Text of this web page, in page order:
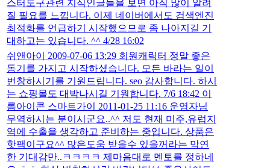
스터도구관련 지식인글들을 보면 아직 많이 알려
질 필요를 느낍니다. 이제 네이버에서도 검색엔진
최적화를 언급하기 시작했으므로 좀 나아지길 기
대하고는 있습니다. ^^ 4/28 16:02
쉬앤아이 2009-07-06 13:29 회원캐릭터 정말 좋은
동기를 가지고 시작하셨습니다. 모든 바라는 일이
번창하시기를 기원드립니다. seo 감사합니다. 하시
는 쇼핑몰도 대박나시길 기원합니다. 7/6 18:42 이
름아이콘 스마트가이 2011-01-25 11:16 운영자님
무역하시는 분이시군요..^^ 저도 현재 미주,유럽지
역에 수출을 생각하고 준비하는 중입니다. 상품은
핫팩이구요^^ 많은도움 받을수 있을꺼라는 막연
한 기대감만..ㅋㅋㅋㅋ 제마음대로 멘토를 정하네